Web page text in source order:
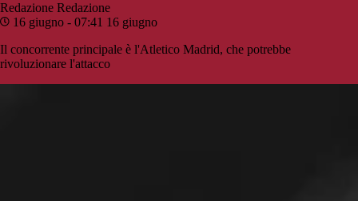
Redazione Redazione
16 giugno - 07:41 16 giugno
Il concorrente principale è l'Atletico Madrid, che potrebbe
rivoluzionare l'attacco